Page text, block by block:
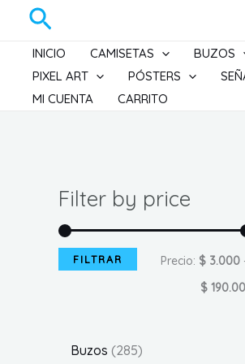
contenido
Buscar
INICIO CAMISETAS BUZOS
PIXEL ART
PÓSTERS
MI CUENTA
CARRITO
Filter by price
FILTRAR Precio: $ 3.000
$
Buzos 2852